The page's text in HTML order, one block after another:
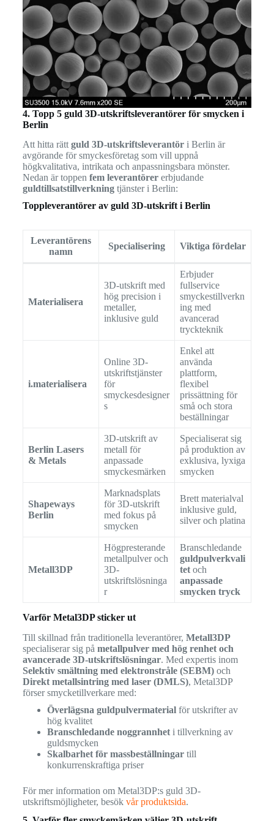
4. Topp 5 guld 3D-utskriftsleverantörer för smycken i
Berlin
Att hitta rätt guld 3D-utskriftsleverantöri Berlin är
avgörande för smyckesföretag som vill uppnå
högkvalitativa, intrikata och anpassningsbara mönster.
Nedan är toppen fem leverantörererbjudande
guldtillsatstillverkningtjänster i Berlin:
Toppleverantörer av guld 3D-utskrift i Berlin
Leverantörens
namn
Specialisering Viktiga fördelar
Materialisera
3D-utskrift med
hög precision i
metaller,
inklusive guld
Erbjuder
fullservice
smyckestillverkn
ing med
avancerad
tryckteknik
i.materialisera
Online 3D-
utskriftstjänster
för
smyckesdesigner
s
Enkel att
använda
plattform,
flexibel
prissättning för
små och stora
beställningar
Berlin Lasers
& Metals
3D-utskrift av
metall för
anpassade
smyckesmärken
Specialiserat sig
på produktion av
exklusiva, lyxiga
smycken
Shapeways
Berlin
Marknadsplats
för 3D-utskrift
med fokus på
smycken
Brett materialval
inklusive guld,
silver och platina
Metall3DP
Högpresterande
metallpulver och
3D-
utskriftslösninga
r
Branschledande
guldpulverkvali
tetoch
anpassade
smycken tryck
Varför Metal3DP sticker ut
Till skillnad från traditionella leverantörer, Metall3DP
specialiserar sig på metallpulver med hög renhet och
avancerade 3D-utskriftslösningar. Med expertis inom
Selektiv smältning med elektronstråle (SEBM)och
Direkt metallsintring med laser (DMLS), Metal3DP
förser smycketillverkare med:
Överlägsna guldpulvermaterialför utskrifter av
hög kvalitet
Branschledande noggrannheti tillverkning av
guldsmycken
Skalbarhet för massbeställningartill
konkurrenskraftiga priser
För mer information om Metal3DP:s guld 3D-
utskriftsmöjligheter, besök vår produktsida.